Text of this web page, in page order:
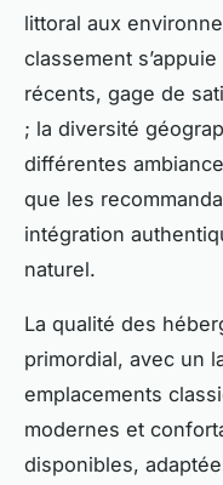
littoral aux
classement
récents, gage de
; la diversité
différentes
que les
intégration
naturel.
La qualité des
primordial, avec un
emplacements
modernes et
disponibles,